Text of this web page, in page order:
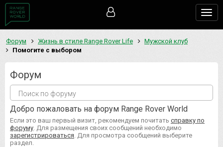
Форум Жизнь в стиле Range Rover Life
Мужской клуб
Помогите с выбором
Форум
Добро пожаловать на форум Range Rover World
Если это ваш первый визит, рекомендуем почитать справку по
форуму . Для размещения своих сообщений необходимо
зарегистрироваться . Для просмотра сообщений выберите
раздел.